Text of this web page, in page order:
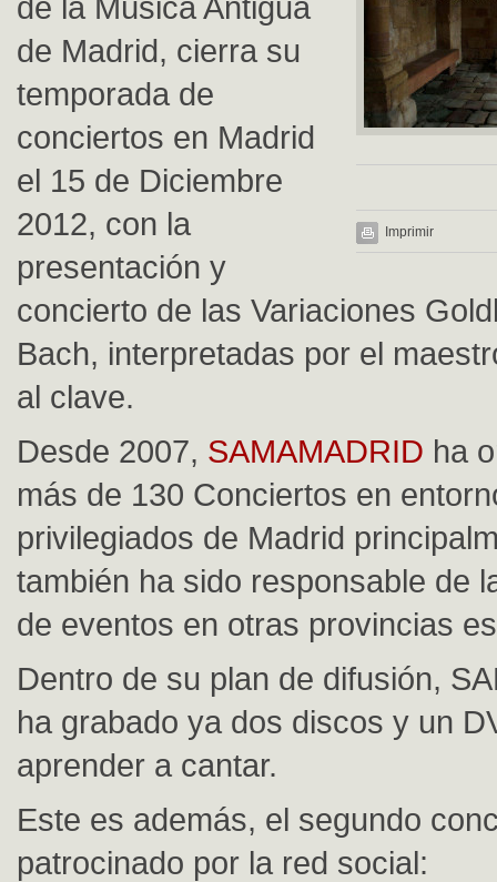
Imprimir
de Madrid, cierra su
temporada de
conciertos en Madrid
el 15 de Diciembre
2012, con la
presentación y
concierto de las Variaciones
Bach, interpretadas por el
al clave.
Desde 2007, SAMAMADRID ha
más de 130 Conciertos en
privilegiados de Madrid
también ha sido responsable de
de eventos en otras provincias
Dentro de su plan de difusión,
ha grabado ya dos discos y un
aprender a cantar.
Este es además, el segundo
patrocinado por la red social: